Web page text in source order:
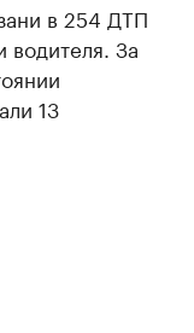
в 254 ДТП
водителя. За
13